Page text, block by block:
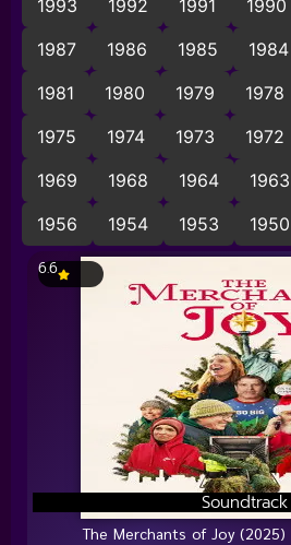
1993
1992 1991 1990
1987
1986 1985 1984
1981
1980 1979 1978
1975
1974 1973 1972
1969
1968 1964 1963
1956
1954 1953 1950
Soundtrack
6.6
The Merchants of Joy